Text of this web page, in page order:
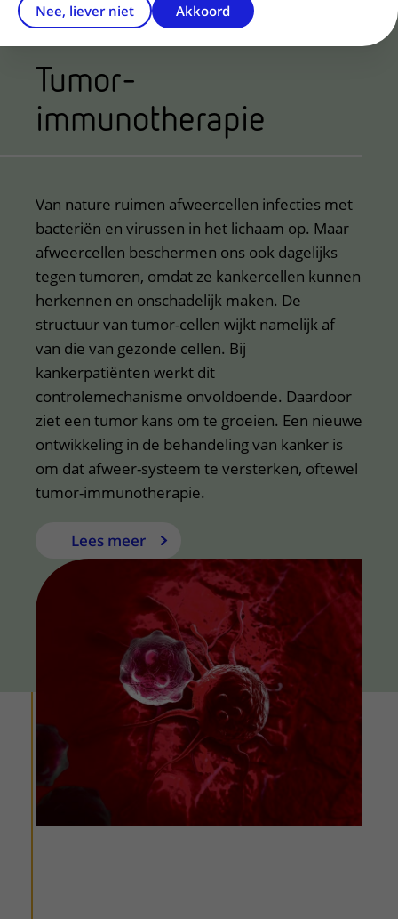
Tumor-
immunotherapie
Van nature ruimen afweercellen infecties met
bacteriën en virussen in het lichaam op. Maar
afweercellen beschermen ons ook dagelijks
tegen tumoren, omdat ze kankercellen kunnen
herkennen en onschadelijk maken. De
structuur van tumor-cellen wijkt namelijk af
van die van gezonde cellen. Bij
kankerpatiënten werkt dit
controlemechanisme onvoldoende. Daardoor
ziet een tumor kans om te groeien. Een nieuwe
ontwikkeling in de behandeling van kanker is
om dat afweer-systeem te versterken, oftewel
tumor-immunotherapie.
Lees meer
Nee, liever niet Akkoord